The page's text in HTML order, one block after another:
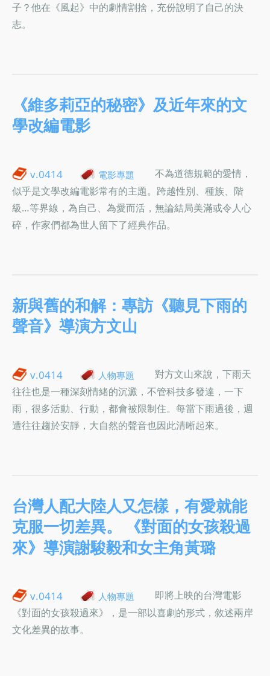
子？他在《風起》中的劇情割捨，充份說明了自己的決
志。
《維多莉亞的秘密》及近年來的文
學改編電影
v.0414 電影專題
不為道德規範的愛情，
似乎是文學改編電影常有的主題。跨越性別、種族、階
級…等界線，為自己、為愛而活，無論結局美滿或令人心
碎，作家們都為世人留下了經典作品。
新與舊的和解：專訪《聽見下雨的
聲音》導演方文山
v.0414 人物專題
對方文山來說，下雨天
往往也是一種深刻情緒的沉澱，不管科技多發達，一下
雨，很多活動、行動，都會被限制住。每當下雨過後，週
遭往往趨於安靜，大自然的聲音也因此清晰起來。
台灣人配大陸人又怎樣，有愛就能
克服一切差異。 《對面的女孩殺過
來》導演謝駿毅和女主角黃璐
v.0414 人物專題
即將上映的台灣電影
《對面的女孩殺過來》，是一部以喜劇的形式，敘述兩岸
文化差異的故事。